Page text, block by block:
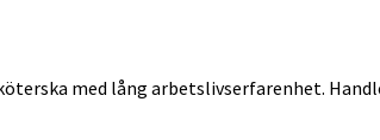
med lång arbetslivserfarenhet.